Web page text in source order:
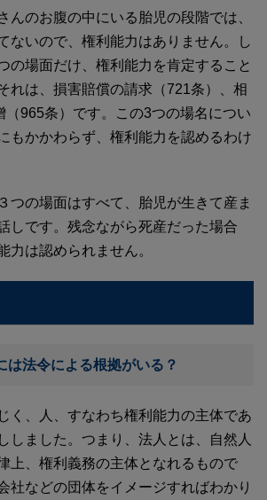
んのお腹の中にいる胎児の段階では、
ないので、権利能力はありません。し
の場面だけ、権利能力を肯定すること
れは、損害賠償の請求（721条）、相
（965条）です。この3つの場名につい
もかかわらず、権利能力を認めるわけ
つの場面はすべて、胎児が生きて産ま
しです。残念ながら死産だった場合
力は認められません。
は法令による根拠がいる？
く、人、すなわち権利能力の主体であ
しました。つまり、法人とは、自然人
上、権利義務の主体となれるもので
社などの団体をイメージすればわかり